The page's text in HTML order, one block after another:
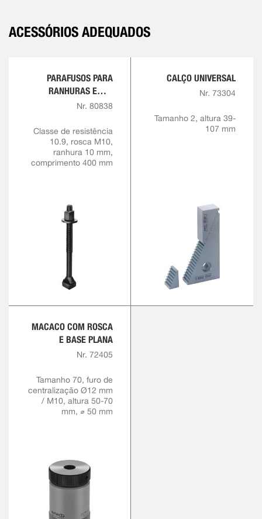
ACESSÓRIOS ADEQUADOS
PARAFUSOS PARA
RANHURAS EM T,
COMPLETOS
Nr. 80838
Classe de resistência
10.9, rosca M10,
ranhura 10 mm,
comprimento 400 mm
CALÇO UNIVERSAL
Nr. 73304
Tamanho 2, altura 39-
107 mm
MACACO COM ROSCA
E BASE PLANA
Nr. 72405
Tamanho 70, furo de
centralização Ø12 mm
/ M10, altura 50-70
mm, ⌀ 50 mm